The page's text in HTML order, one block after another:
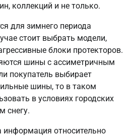
коллекций и не только.
для зимнего периода
стоит выбрать модели,
блоки протекторов.
шины с ассиметричным
покупатель выбирает
шины, то в таком
в условиях городских
снегу.
информация относительно